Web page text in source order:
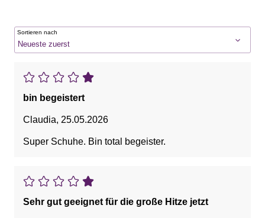
Sortieren nach
bin begeistert
Claudia, 25.05.2026
Super Schuhe. Bin total begeister.
Sehr gut geeignet für die große Hitze jetzt